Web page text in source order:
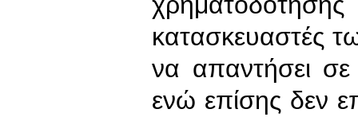
κατασκευαστές
να απαντήσει σε
ενώ επίσης δεν